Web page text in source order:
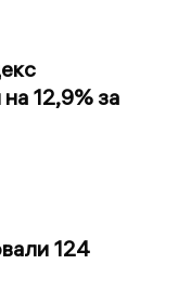
12,9% за
124